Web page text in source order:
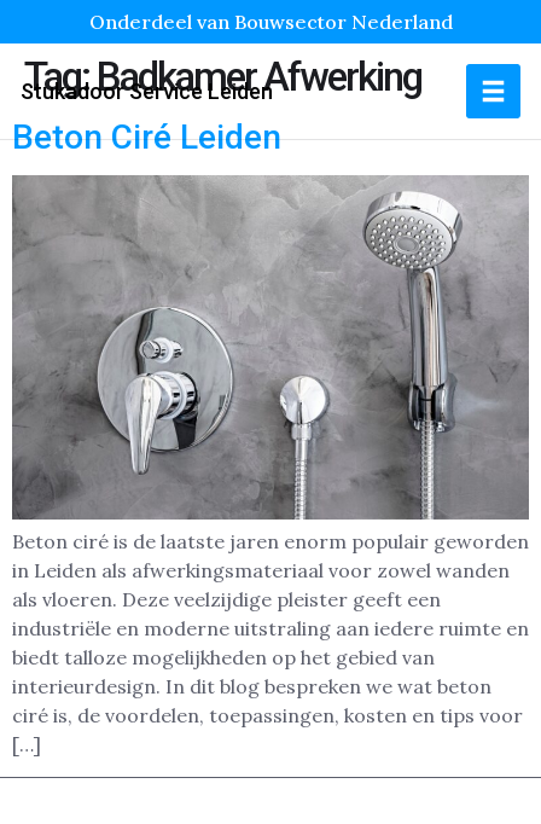
Onderdeel van Bouwsector Nederland
Stukadoor Service Leiden
Tag:Badkamer Afwerking
Beton Ciré Leiden
Beton ciré is de laatste jaren enorm populair geworden
in Leiden als afwerkingsmateriaal voor zowel wanden
als vloeren. Deze veelzijdige pleister geeft een
industriële en moderne uitstraling aan iedere ruimte en
biedt talloze mogelijkheden op het gebied van
interieurdesign. In dit blog bespreken we wat beton
ciré is, de voordelen, toepassingen, kosten en tips voor
[…]